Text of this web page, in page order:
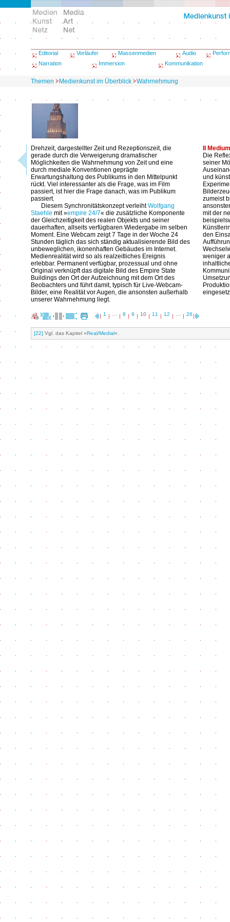
Editorial Vorläufer Massenmedien Audio
Narration
Immersion Kommunikation
Themen Medienkunst im Überblick Wahrnehmung
Drehzeit, dargestellter Zeit und Rezeptionszeit, die
gerade durch die Verweigerung dramatischer
Möglichkeiten die Wahrnehmung von Zeit und eine
durch mediale Konventionen geprägte
Erwartungshaltung des Publikums in den Mittelpunkt
rückt. Viel interessanter als die Frage, was im Film
passiert, ist hier die Frage danach, was im Publikum
passiert.
Diesem Synchronitätskonzept verleihtWolfgang
Staehle mit »empire 24/7« die zusätzliche Komponente
der Gleichzeitigkeit des realen Objekts und seiner
dauerhaften, allseits verfügbaren Wiedergabe im selben
Moment. Eine Webcam zeigt 7 Tage in der Woche 24
Stunden täglich das sich ständig aktualisierende Bild des
unbeweglichen, ikonenhaften Gebäudes im Internet.
Medienrealität wird so als realzeitliches Ereignis
erlebbar. Permanent verfügbar, prozessual und ohne
Original verknüpft das digitale Bild des Empire State
Buildings den Ort der Aufzeichnung mit dem Ort des
Beobachters und führt damit, typisch für Live-Webcam-
Bilder, eine Realität vor Augen, die ansonsten außerhalb
unserer Wahrnehmung liegt.
II
Die
seiner
und
zumeist
mit der
den
weniger
1 8 9 10 11 12 26
[22] Vgl. das Kapitel »Real/Medial«.